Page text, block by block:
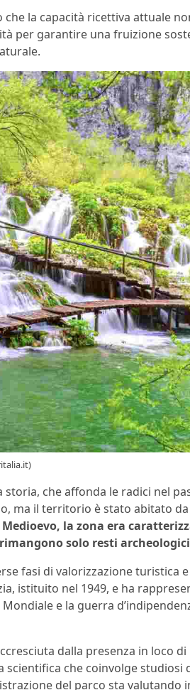
la capacità ricettiva attuale
per garantire una fruizione
che affonda le radici nel
ma il territorio è stato abitato
la zona era
solo resti
fasi di valorizzazione turistica
istituito nel 1949, e ha
e la guerra
dalla presenza in loco
che coinvolge studiosi
del parco sta valutando